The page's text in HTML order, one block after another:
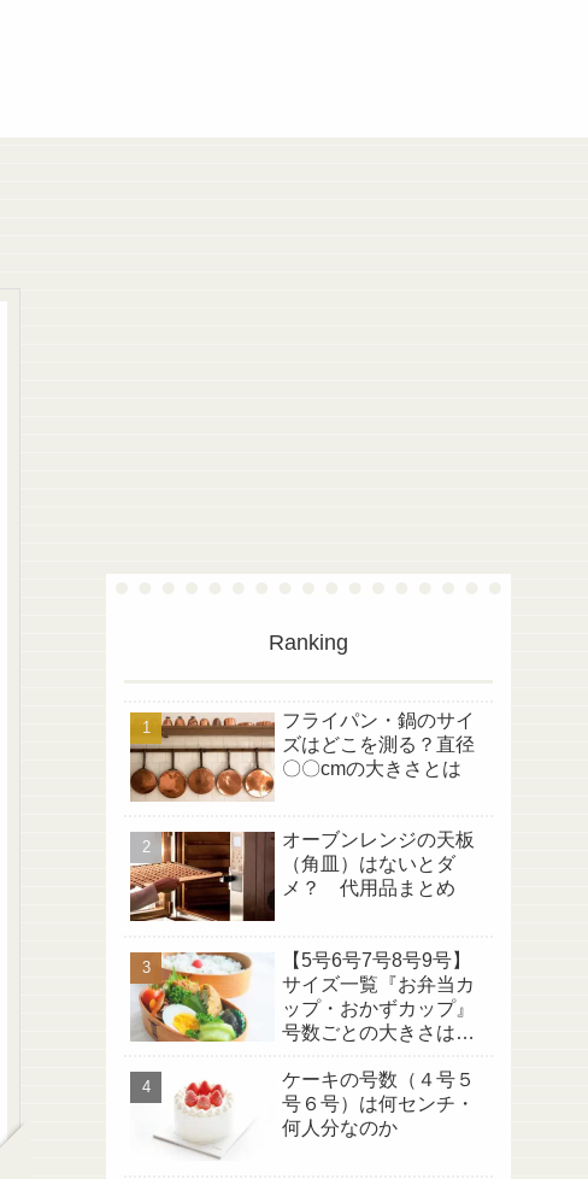
Ranking
フライパン・鍋のサイ
ズはどこを測る？直径
〇〇cmの大きさとは
オーブンレンジの天板
（角皿）はないとダ
メ？ 代用品まとめ
【5号6号7号8号9号】
サイズ一覧『お弁当カ
ップ・おかずカップ』
号数ごとの大きさは何
ケーキの号数（４号５
号６号）は何センチ・
何人分なのか